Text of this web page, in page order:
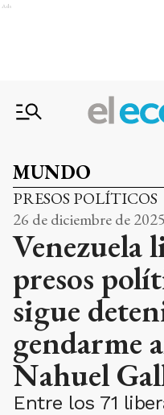
Ads
MUNDO
PRESOS POLÍTICOS
26 de diciembre de
Venezuela
presos
sigue
gendarme
Nahuel
Entre los 71